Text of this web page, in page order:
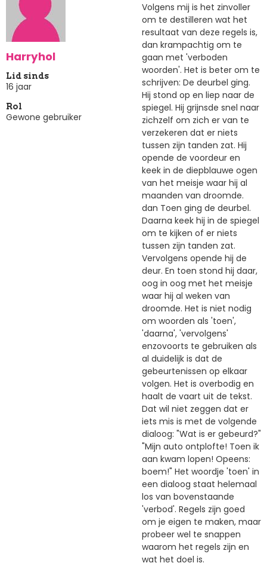
Harryhol
Lid sinds
16 jaar
Rol
Gewone gebruiker
Volgens mij is het zinvoller
om te destilleren wat het
resultaat van deze regels is,
dan krampachtig om te
gaan met 'verboden
woorden'. Het is beter om te
schrijven: De deurbel ging.
Hij stond op en liep naar de
spiegel. Hij grijnsde snel naar
zichzelf om zich er van te
verzekeren dat er niets
tussen zijn tanden zat. Hij
opende de voordeur en
keek in de diepblauwe ogen
van het meisje waar hij al
maanden van droomde.
dan Toen ging de deurbel.
Daarna keek hij in de spiegel
om te kijken of er niets
tussen zijn tanden zat.
Vervolgens opende hij de
deur. En toen stond hij daar,
oog in oog met het meisje
waar hij al weken van
droomde. Het is niet nodig
om woorden als 'toen',
'daarna', 'vervolgens'
enzovoorts te gebruiken als
al duidelijk is dat de
gebeurtenissen op elkaar
volgen. Het is overbodig en
haalt de vaart uit de tekst.
Dat wil niet zeggen dat er
iets mis is met de volgende
dialoog: "Wat is er gebeurd?"
"Mijn auto ontplofte! Toen ik
aan kwam lopen! Opeens:
boem!" Het woordje 'toen' in
een dialoog staat helemaal
los van bovenstaande
'verbod'. Regels zijn goed
om je eigen te maken, maar
probeer wel te snappen
waarom het regels zijn en
wat het doel is.